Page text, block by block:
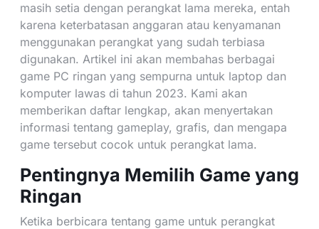
masih setia dengan perangkat lama mereka, entah
karena keterbatasan anggaran atau kenyamanan
menggunakan perangkat yang sudah terbiasa
digunakan. Artikel ini akan membahas berbagai
game PC ringan yang sempurna untuk laptop dan
komputer lawas di tahun 2023. Kami akan
memberikan daftar lengkap, akan menyertakan
informasi tentang gameplay, grafis, dan mengapa
game tersebut cocok untuk perangkat lama.
Pentingnya Memilih Game yang
Ringan
Ketika berbicara tentang game untuk perangkat